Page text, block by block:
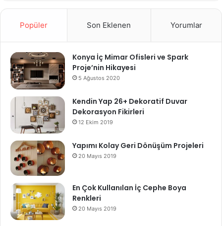
Popüler Son Eklenen Yorumlar
Konya İç Mimar Ofisleri ve Spark
Proje’nin Hikayesi
5 Ağustos 2020
Kendin Yap 26+ Dekoratif Duvar
Dekorasyon Fikirleri
12 Ekim 2019
Yapımı Kolay Geri Dönüşüm Projeleri
20 Mayıs 2019
En Çok Kullanılan İç Cephe Boya
Renkleri
20 Mayıs 2019